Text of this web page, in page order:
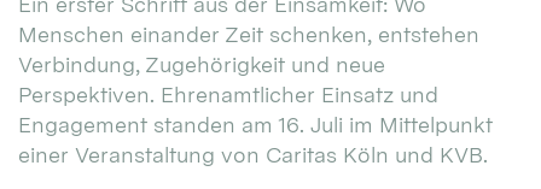
Menschen einander Zeit schenken, entstehen
Verbindung, Zugehörigkeit und neue
Perspektiven. Ehrenamtlicher Einsatz und
Engagement standen am 16. Juli im Mittelpunkt
einer Veranstaltung von Caritas Köln und KVB.